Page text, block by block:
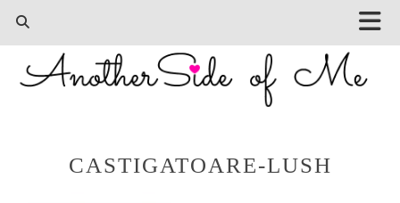
CASTIGATOARE-LUSH